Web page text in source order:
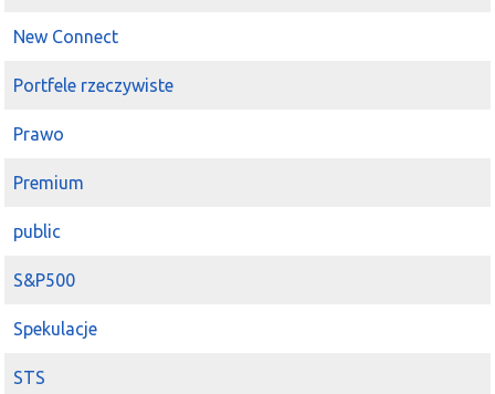
New Connect
Portfele rzeczywiste
Prawo
Premium
public
S&P500
Spekulacje
STS